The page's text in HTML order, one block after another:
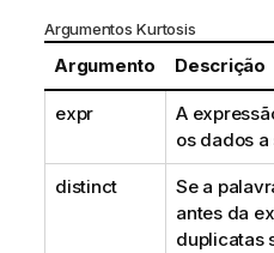
Argumentos Kurtosis
Argumento Descrição
expr
A
os dados
distinct Se a
antes da
duplicatas